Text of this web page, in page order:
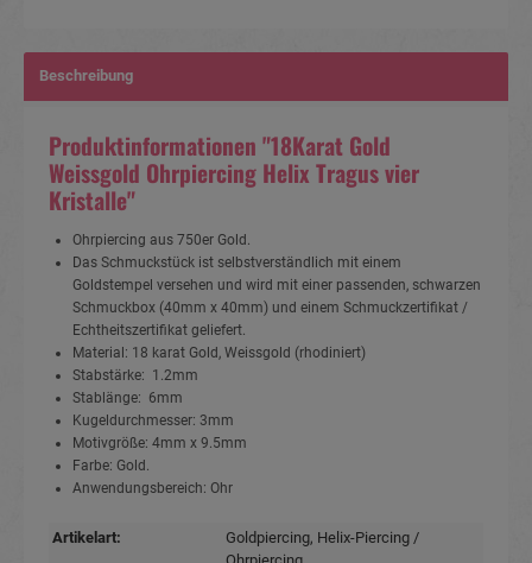
Beschreibung
Produktinformationen "18Karat Gold
Weissgold Ohrpiercing Helix Tragus vier
Kristalle"
Ohrpiercing aus 750er Gold.
Das Schmuckstück ist selbstverständlich mit einem
Goldstempel versehen und wird mit einer passenden, schwarzen
Schmuckbox (40mm x 40mm) und einem Schmuckzertifikat /
Echtheitszertifikat geliefert.
Material: 18 karat Gold, Weissgold (rhodiniert)
Stabstärke: 1.2mm
Stablänge: 6mm
Kugeldurchmesser: 3mm
Motivgröße: 4mm x 9.5mm
Farbe: Gold.
Anwendungsbereich: Ohr
Artikelart: Goldpiercing, Helix-Piercing /